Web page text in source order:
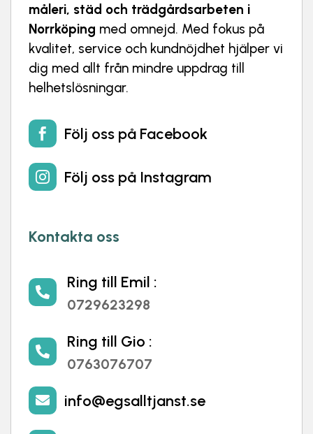
måleri, städ och trädgårdsarbeten i
Norrköping med omnejd. Med fokus på
kvalitet, service och kundnöjdhet hjälper vi
dig med allt från mindre uppdrag till
helhetslösningar.
 Följ oss på Facebook
 Följ oss på Instagram
Kontakta oss

Ring till Emil :
0729623298

Ring till Gio :
0763076707
 info@egsalltjanst.se